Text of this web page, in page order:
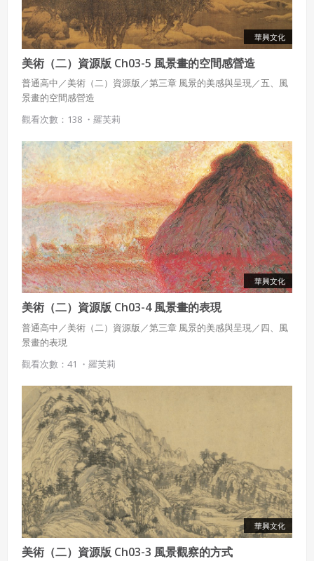
華興文化
美術（二）資源版 Ch03-5 風景畫的空間感營造
普通高中／美術（二）資源版／第三章 風景的美感與呈現／五、風
景畫的空間感營造
觀看次數：138 ・ 羅芙莉
華興文化
美術（二）資源版 Ch03-4 風景畫的表現
普通高中／美術（二）資源版／第三章 風景的美感與呈現／四、風
景畫的表現
觀看次數：41 ・ 羅芙莉
華興文化
美術（二）資源版 Ch03-3 風景觀察的方式
使用 Facebook 帳號登入
使用 Google 帳號登入
使用 Facebook 帳號註冊
使用 Google 帳號註冊
緣會員有意願吉寶知識系統（本系統），經註冊本
系統表示您同意會員合約：
一、定義條款
授權內容：係指吉寶系統有限公司（吉寶系統公司）所有或
經授權使用而置放於吉寶知識系統網站或系統內之著作物。